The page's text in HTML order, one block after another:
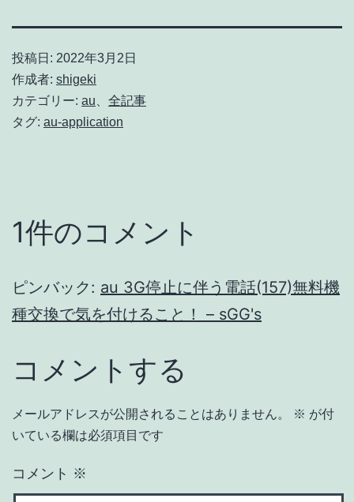
投稿日: 2022年3月2日
作成者: shigeki
カテゴリー: au、 全記事
タグ: au-application
1件のコメント
ピンバック: au 3G停止に伴う電話(157)無料機
種交換で気を付けること！ – sGG's
コメントする
メールアドレスが公開されることはありません。 ※ が付
いている欄は必須項目です
コメント ※